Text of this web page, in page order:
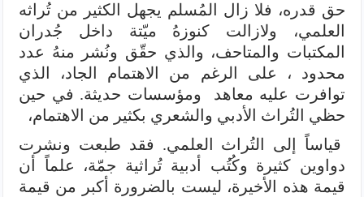
حق قدره، فلا زال المُسلم يجهل الكثير من تُراثه
العلمي، ولازالت كنوزهُ ميّتة داخل جُدران
المكتبات والمتاحف، والذي حقّق ونُشر منهُ عدد
محدود ، على الرغم من الاهتمام الجاد، الذي
توافرت عليه معاهد ومؤسسات حديثة. في حين
حظي التُراث الأدبي والشعري بكثير من الاهتمام،
قياساً إلى التُراث العلمي. فقد طبعت ونشرت
دواوين كثيرة وكُتُب أدبية تُراثية جمّة، علماً أن
قيمة هذه الأخيرة، ليست بالضرورة أكبر من قيمة